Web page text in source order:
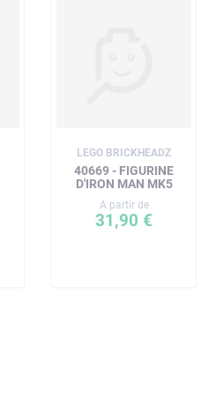
LEGO BRICKHEADZ
40669 - FIGURINE
D'IRON MAN MK5
A partir de
31,90 €